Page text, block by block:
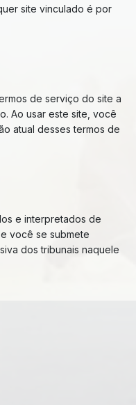
site vinculado é por
de serviço do site a
Ao usar este site, você
atual desses termos de
e interpretados de
você se submete
dos tribunais naquele